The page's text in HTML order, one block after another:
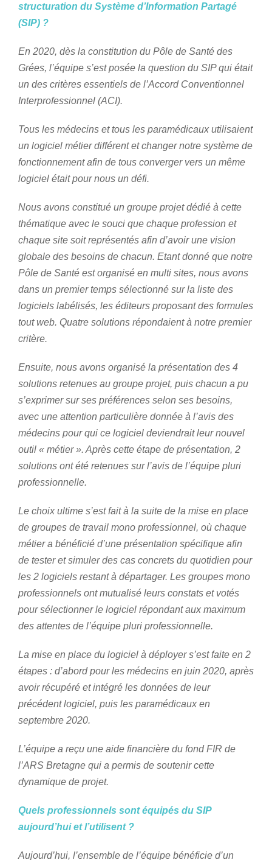
structuration du Système d’Information Partagé
(SIP) ?
En 2020, dès la constitution du Pôle de Santé des
Grées, l’équipe s’est posée la question du SIP qui était
un des critères essentiels de l’Accord Conventionnel
Interprofessionnel (ACI).
Tous les médecins et tous les paramédicaux utilisaient
un logiciel métier différent et changer notre système de
fonctionnement afin de tous converger vers un même
logiciel était pour nous un défi.
Nous avons constitué un groupe projet dédié à cette
thématique avec le souci que chaque profession et
chaque site soit représentés afin d’avoir une vision
globale des besoins de chacun. Etant donné que notre
Pôle de Santé est organisé en multi sites, nous avons
dans un premier temps sélectionné sur la liste des
logiciels labélisés, les éditeurs proposant des formules
tout web. Quatre solutions répondaient à notre premier
critère.
Ensuite, nous avons organisé la présentation des 4
solutions retenues au groupe projet, puis chacun a pu
s’exprimer sur ses préférences selon ses besoins,
avec une attention particulière donnée à l’avis des
médecins pour qui ce logiciel deviendrait leur nouvel
outil « métier ». Après cette étape de présentation, 2
solutions ont été retenues sur l’avis de l’équipe pluri
professionnelle.
Le choix ultime s’est fait à la suite de la mise en place
de groupes de travail mono professionnel, où chaque
métier a bénéficié d’une présentation spécifique afin
de tester et simuler des cas concrets du quotidien pour
les 2 logiciels restant à départager. Les groupes mono
professionnels ont mutualisé leurs constats et votés
pour sélectionner le logiciel répondant aux maximum
des attentes de l’équipe pluri professionnelle.
La mise en place du logiciel à déployer s’est faite en 2
étapes : d’abord pour les médecins en juin 2020, après
avoir récupéré et intégré les données de leur
précédent logiciel, puis les paramédicaux en
septembre 2020.
L’équipe a reçu une aide financière du fond FIR de
l’ARS Bretagne qui a permis de soutenir cette
dynamique de projet.
Quels professionnels sont équipés du SIP
aujourd’hui et l’utilisent ?
Aujourd’hui, l’ensemble de l’équipe bénéficie d’un